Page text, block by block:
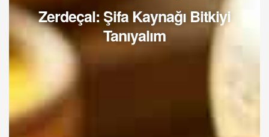
Zerdeçal: Şifa Kaynağı Bitkiyi
Tanıyalım